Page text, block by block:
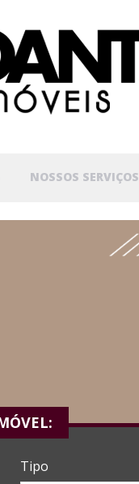
NOSSOS SERVIÇOS
Tipo